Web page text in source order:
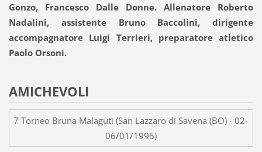
Gonzo, Francesco Dalle Donne. Allenatore Roberto
Nadalini, assistente Bruno Baccolini, dirigente
accompagnatore Luigi Terrieri, preparatore atletico
Paolo Orsoni.
AMICHEVOLI
7 Torneo Bruna Malaguti (San Lazzaro di Savena (BO) - 02-
06/01/1996)